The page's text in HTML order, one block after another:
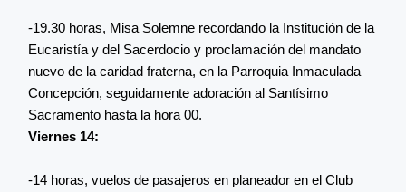
-19.30 horas, Misa Solemne recordando la Institución de la
Eucaristía y del Sacerdocio y proclamación del mandato
nuevo de la caridad fraterna, en la Parroquia Inmaculada
Concepción, seguidamente adoración al Santísimo
Sacramento hasta la hora 00.
Viernes 14:
-14 horas, vuelos de pasajeros en planeador en el Club